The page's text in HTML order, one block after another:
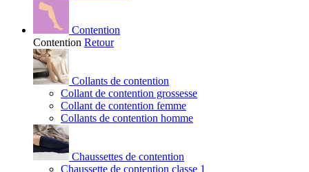
Contention
Contention Retour
Collants de contention
Collant de contention grossesse
Collant de contention femme
Collants de contention homme
Chaussettes de contention
Chaussette de contention classe 1